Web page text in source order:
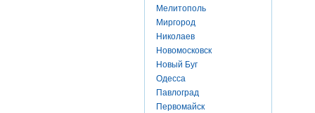
Мелитополь
Миргород
Николаев
Новомосковск
Новый Буг
Одесса
Павлоград
Первомайск